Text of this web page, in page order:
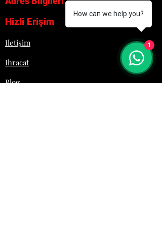
- Direkt nemlendirme var, dijital
kontrollü 10 seviye
- 3,7 Elek. kW - 50/60 Hz AC
- Boyutlar: 784x754x504 mm
- Ağırlık: 44 kg
Hizli Erişim
Iletişim
Ihracat
Blog
How can we help you?
1